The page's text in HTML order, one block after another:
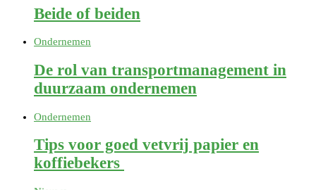
Beide of beiden
Ondernemen
De rol van transportmanagement in
duurzaam ondernemen
Ondernemen
Tips voor goed vetvrij papier en
koffiebekers